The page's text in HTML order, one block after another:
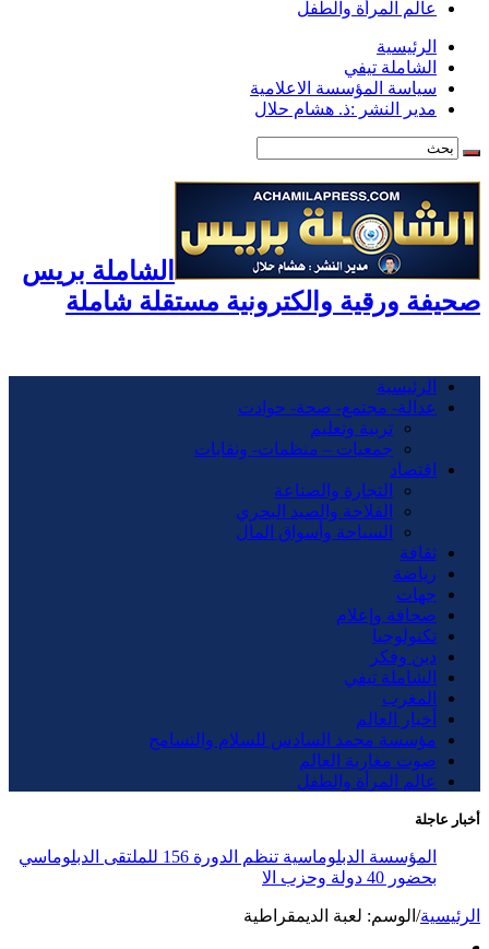
عالم المرأة والطفل
الرئيسية
الشاملة تيفي
سياسة المؤسسة الاعلامية
مدير النشر :ذ. هشام حلال
الشاملة بريس
صحيفة ورقية والكترونية مستقلة شاملة
الرئيسية
عدالة- مجتمع- صحة- حوادت
تربية وتعليم
جمعيات – منظمات- ونقابات
اقتصاد
التجارة والصناعة
الفلاحة والصيد البحري
السياحة وأسواق المال
ثقافة
رياضة
جهات
صحافة وإعلام
تكنولوجيا
دين وفكر
الشاملة تيفي
المغرب
أخبار العالم
مؤسسة محمد السادس للسلام والتسامح
صوت مغاربة العالم
عالم المرأة والطفل
أخبار عاجلة
المؤسسة الدبلوماسية تنظم الدورة 156 للملتقى الدبلوماسي
بحضور 40 دولة وحزب الاستقلال
الرئيسية/ الوسم: لعبة الديمقراطية